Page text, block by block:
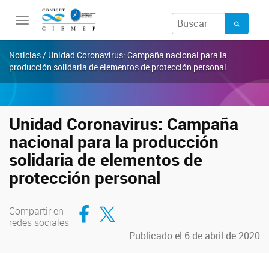
Toggle
navigation
Noticias / Unidad Coronavirus: Campaña nacional para la
producción solidaria de elementos de protección personal
Unidad Coronavirus: Campaña
nacional para la producción
solidaria de elementos de
protección personal
Compartir en
redes sociales
Compartir en Facebook
Compartir en Twitter
Publicado el 6 de abril de 2020